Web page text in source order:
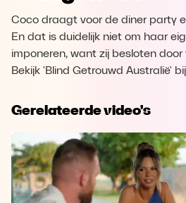
Coco draagt voor de diner party
En dat is duidelijk niet om haar
imponeren, want zij besloten
Bekijk 'Blind Getrouwd Australië'
Gerelateerde video's